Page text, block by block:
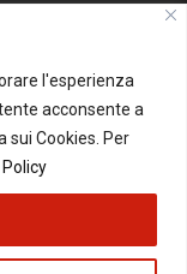
l'esperienza
acconsente a
sui Cookies. Per
PUBBLICITA'
su questo Blog:
CONTATTI
Reserved - Powered by